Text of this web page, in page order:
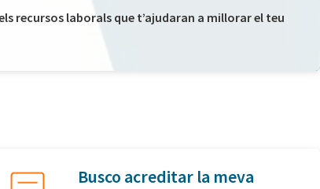
recursos laborals que t’ajudaran a millorar el teu
Busco acreditar la meva